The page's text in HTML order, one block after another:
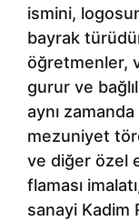
ismini,
bayrak
öğretmenler,
gurur ve
aynı
mezuniyet
ve diğer özel
flaması
sanayi Kadim